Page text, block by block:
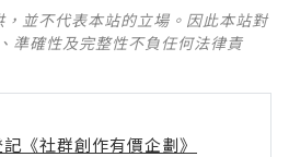
並不代表本站的立場。因此本站對
準確性及完整性不負任何法律責
《社群創作有價企劃》